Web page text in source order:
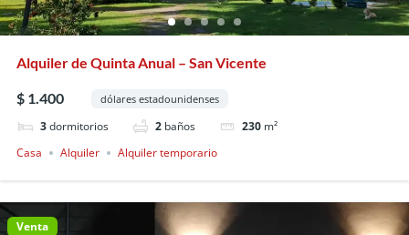
Alquiler de Quinta Anual – San Vicente
$ 1.400 dólares estadounidenses
3dormitorios 2 baños 230 m²
Casa
Alquiler Alquiler temporario
Venta